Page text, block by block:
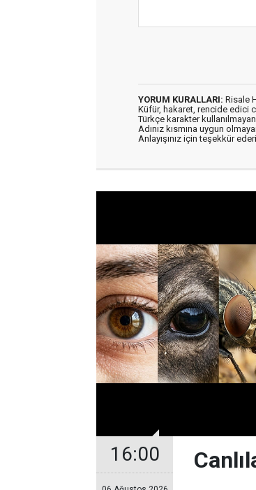
YORUM KURALLARI: Risale
Küfür, hakaret, rencide edici
Türkçe karakter
Adınız kısmına uygun
Anlayışınız için teşekkür
16:00